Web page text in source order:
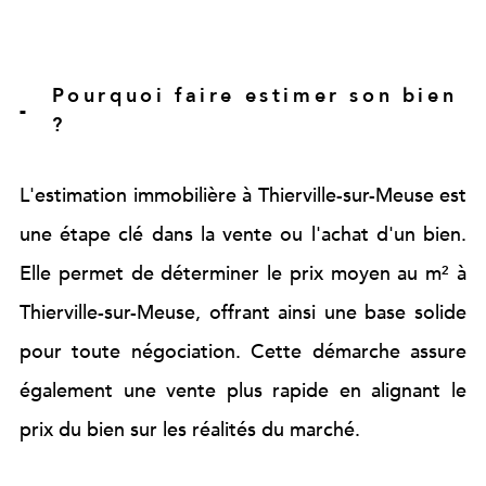
2 3 4
par
défaut
Je sélectionne le
type de bien
maison
Fieldset
informations de mon
bien
Type de bien
Sélectionnez le type de bien
Pourquoi faire estimer son bien
?
L'estimation immobilière à Thierville-sur-Meuse est
une étape clé dans la vente ou l'achat d'un bien.
Elle permet de déterminer le prix moyen au m² à
Thierville-sur-Meuse, offrant ainsi une base solide
pour toute négociation. Cette démarche assure
également une vente plus rapide en alignant le
prix du bien sur les réalités du marché.